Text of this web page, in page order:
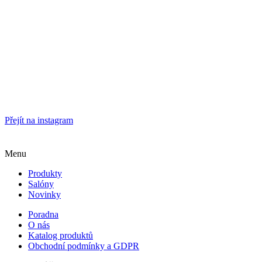
Přejít na instagram
Menu
Produkty
Salóny
Novinky
Poradna
O nás
Katalog produktů
Obchodní podmínky a GDPR